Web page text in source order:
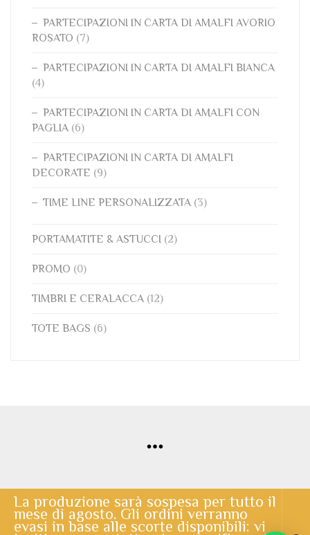
PARTECIPAZIONI IN CARTA DI AMALFI AVORIO
ROSATO (7)
PARTECIPAZIONI IN CARTA DI AMALFI BIANCA
(4)
PARTECIPAZIONI IN CARTA DI AMALFI CON
PAGLIA (6)
PARTECIPAZIONI IN CARTA DI AMALFI
DECORATE (9)
TIME LINE PERSONALIZZATA (3)
PORTAMATITE & ASTUCCI (2)
PROMO (0)
TIMBRI E CERALACCA (12)
TOTE BAGS (6)
© Copyright 2020 | Lo Scrigno di Santa Chiara | powered by
La produzione sarà sospesa per tutto il
mese di agosto. Gli ordini verranno
evasi in base alle scorte disponibili: vi